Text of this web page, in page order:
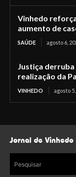
Vinhedo
aumento de
SAÚDE agosto 6,
Justiça
realização da
VINHEDO agosto
Jornal de Vinhedo
Pesquisar